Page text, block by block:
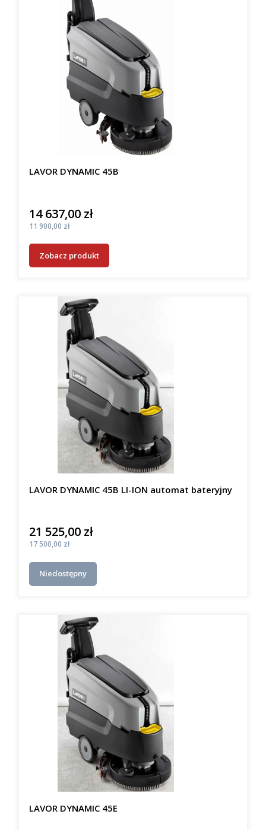
LAVOR DYNAMIC 45B
Cena
14 637,00 zł
Cena
11 900,00 zł
Zobacz produkt
LAVOR DYNAMIC 45B LI-ION automat bateryjny
Cena
21 525,00 zł
Cena
17 500,00 zł
Niedostępny
LAVOR DYNAMIC 45E